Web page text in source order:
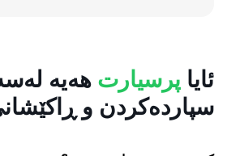
ئایا پرسیارت هەیە
سپاردەکردن و